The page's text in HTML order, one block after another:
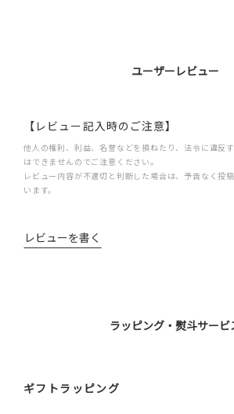
ユーザーレビュー
【レビュー記入時のご注意】
他人の権利、利益、名誉などを損ねたり、法令に違反
はできませんのでご注意ください。
レビュー内容が不適切と判断した場合は、予告なく投
います。
レビューを書く
ラッピング・熨斗サービ
ギフトラッピング